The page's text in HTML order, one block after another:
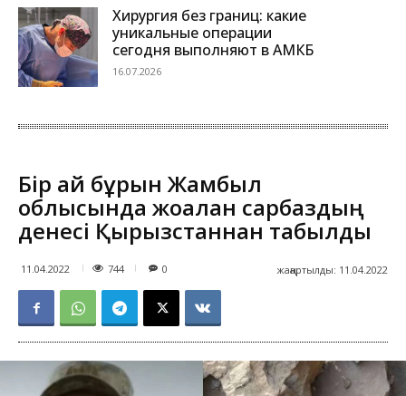
Хирургия без границ: какие
уникальные операции
сегодня выполняют в АМКБ
16.07.2026